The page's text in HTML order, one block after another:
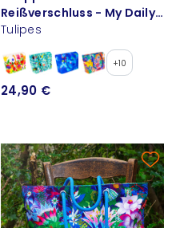
Reißverschluss - My Daily
Bag
Tulipes
+10
24,90 €